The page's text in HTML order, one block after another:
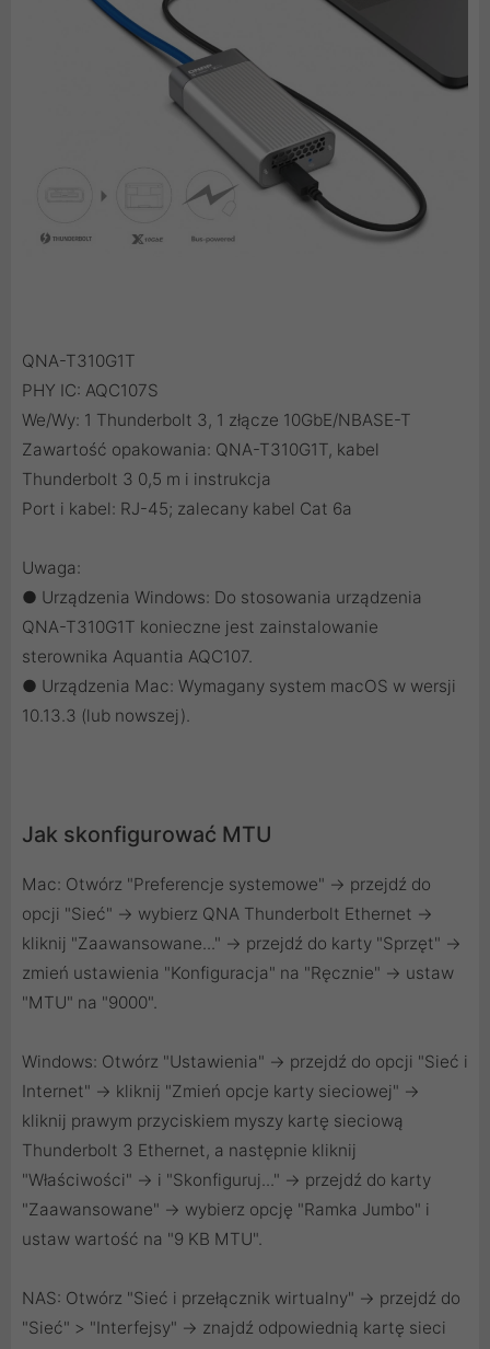
QNA-T310G1T
PHY IC: AQC107S
We/Wy: 1 Thunderbolt 3, 1 złącze 10GbE/NBASE-T
Zawartość opakowania: QNA-T310G1T, kabel
Thunderbolt 3 0,5 m i instrukcja
Port i kabel: RJ-45; zalecany kabel Cat 6a
Uwaga:
● Urządzenia Windows: Do stosowania urządzenia
QNA-T310G1T konieczne jest zainstalowanie
sterownika Aquantia AQC107.
● Urządzenia Mac: Wymagany system macOS w wersji
10.13.3 (lub nowszej).
Jak skonfigurować MTU
Mac: Otwórz "Preferencje systemowe" → przejdź do
opcji "Sieć" → wybierz QNA Thunderbolt Ethernet →
kliknij "Zaawansowane..." → przejdź do karty "Sprzęt" →
zmień ustawienia "Konfiguracja" na "Ręcznie" → ustaw
"MTU" na "9000".
Windows: Otwórz "Ustawienia" → przejdź do opcji "Sieć i
Internet" → kliknij "Zmień opcje karty sieciowej" →
kliknij prawym przyciskiem myszy kartę sieciową
Thunderbolt 3 Ethernet, a następnie kliknij
"Właściwości" → i "Skonfiguruj..." → przejdź do karty
"Zaawansowane" → wybierz opcję "Ramka Jumbo" i
ustaw wartość na "9 KB MTU".
NAS: Otwórz "Sieć i przełącznik wirtualny" → przejdź do
"Sieć" > "Interfejsy" → znajdź odpowiednią kartę sieci